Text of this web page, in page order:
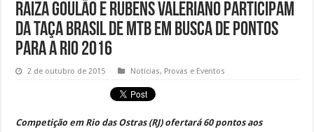
Raiza Goulão e Rubens Valeriano participam
da Taça Brasil de MTB em busca de pontos
para a Rio 2016
2 de outubro de 2015 Notícias, Provas e Eventos
Competição em Rio das Ostras (RJ) ofertará 60 pontos aos